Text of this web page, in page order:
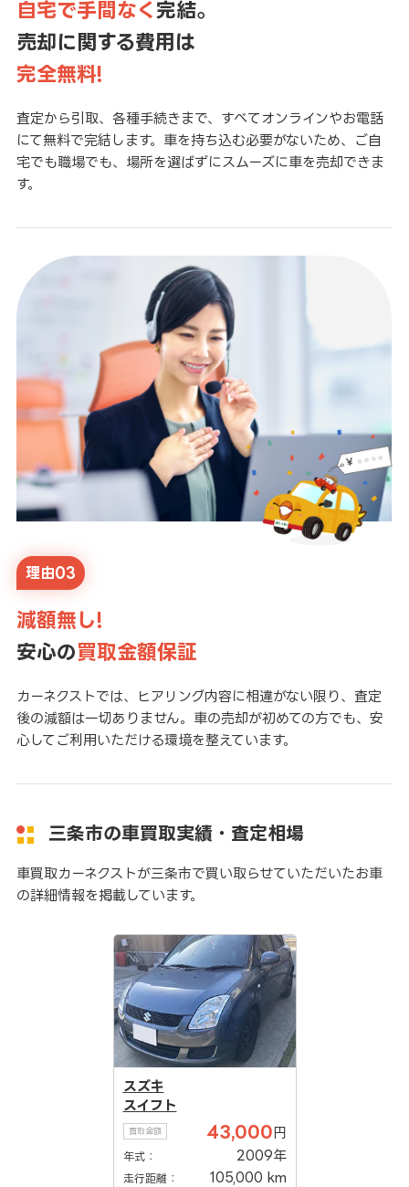
自宅で手間なく 完結。
売却に関する費用は
完全無料!
査定から引取、各種手続きまで、すべてオンラインやお電話
にて無料で完結します。車を持ち込む必要がないため、ご自
宅でも職場でも、場所を選ばずにスムーズに車を売却できま
す。
理由03
減額無し!
安心の買取金額保証
カーネクストでは、ヒアリング内容に相違がない限り、査定
後の減額は一切ありません。車の売却が初めての方でも、安
心してご利用いただける環境を整えています。
三条市の車買取実績・査定相場
車買取カーネクストが三条市で買い取らせていただいたお車
の詳細情報を掲載しています。
スズキ
スイフト
買取金額 43,000 円
年式： 2009年
走行距離： 105,000 km